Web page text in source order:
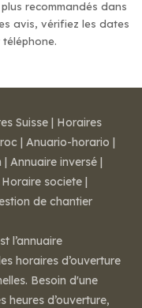
recommandés dans
avis, vérifiez les dates
Suisse | Horaires
| Anuario-horario |
| Annuaire inversé |
Horaire societe |
de chantier
l’annuaire
horaires d’ouverture
Besoin d'une
heures d’ouverture,